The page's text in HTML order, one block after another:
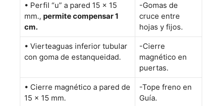
• Perfil “u” a pared 15 x 15
mm., permite compensar 1
cm.
-Gomas de
cruce entre
hojas y fijos.
• Vierteaguas inferior tubular
con goma de estanqueidad.
-Cierre
magnético en
puertas.
• Cierre magnético a pared de
15 x 15 mm.
-Tope freno en
Guía.